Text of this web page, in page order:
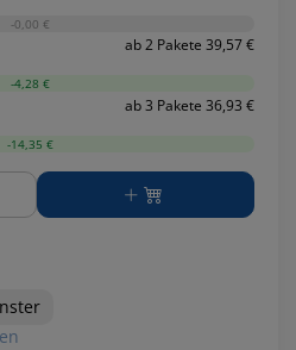
-0,00 €
ab 2 Pakete 39,57 €
-4,28 €
ab 3 Pakete 36,93 €
-14,35 €